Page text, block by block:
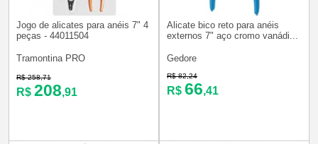
Jogo de alicates para anéis 7" 4
peças - 44011504
Tramontina PRO
R$ 258,71
R$ 208,91
Alicate bico reto para anéis
externos 7" aço cromo vanádi...
Gedore
R$ 82,24
R$ 66,41